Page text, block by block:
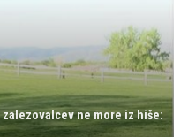
zalezovalcev ne more iz hiše: